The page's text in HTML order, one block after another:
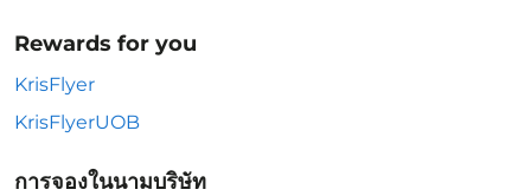
Rewards for you
KrisFlyer
KrisFlyerUOB
การจองในนามบริษัท